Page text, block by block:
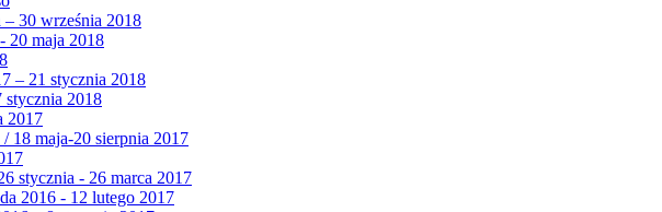
30 września 2018
20 maja 2018
– 21 stycznia 2018
stycznia 2018
2017
18 maja-20 sierpnia 2017
stycznia - 26 marca 2017
2016 - 12 lutego 2017